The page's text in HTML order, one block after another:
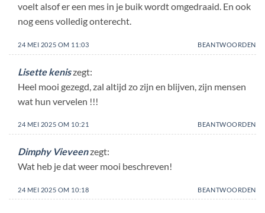
voelt alsof er een mes in je buik wordt omgedraaid. En ook
nog eens volledig onterecht.
24 MEI 2025 OM 11:03 BEANTWOORDEN
Lisette keniszegt:
Heel mooi gezegd, zal altijd zo zijn en blijven, zijn mensen
wat hun vervelen !!!
24 MEI 2025 OM 10:21 BEANTWOORDEN
Dimphy Vieveenzegt:
Wat heb je dat weer mooi beschreven!
24 MEI 2025 OM 10:18 BEANTWOORDEN